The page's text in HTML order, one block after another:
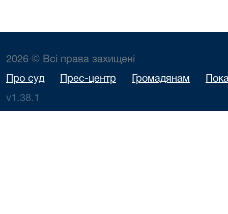
2026 © Всі права захищені
Про суд Прес-центр Громадянам
v1.38.1